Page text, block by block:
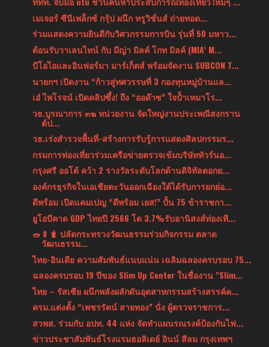
เมเจอร์ ซีนีเพล็กซ์ กรุ้ป ผนึก ทรูวิชั่นส์ ถ่ายทอด...
ร่วมแสดงความยินดีกับวิศวกรรมการบิน รุ่นที่ 50 มหาว...
ต้อนรับวาเลนไทน์ กับ มีญ่า มิลค์ โกท มิลค์ (MIA’ M...
บีโอไอและอินฟอร์มา มาร์เก็ตส์ พร้อมจัดงาน SUBCON T...
นายกฯ เปิดงาน “ก้าวสู่ทศวรรษที่ 3 กองทุนหมู่บ้านแล...
เอ๋ ไพโรจน์ เปิดคลิปซึ้ง! ถึง “ออด๊าซ” ใจป้ำเหมาโร...
วธ.บูรณาการ ๓๒ หน่วยงาน จัดใหญ่งานประเพณีสงกราน
ต์ป...
วธ.เร่งสำรวจพื้นที่-สร้างการรับรู้การแสดงศิลปกรรมร...
กรมการท่องเที่ยวร่วมเครือข่ายตรวจเข้มบริษัททัวร์นอ...
กรุงศรี ออโต้ คว้า 2 รางวัลระดับโลกด้านดิจิทัลตอกย...
องค์กรธุรกิจในเอเชียตะวันออกเฉียงใต้ได้รับการยกย่อ...
ดีพร้อม เปิดแคมเปญ “ดีพร้อม เยส!” ปั้น 75 ข้าราชกา...
ยูโอบีคาด GDP ไทยปี 2566 โต 3.7%รับอานิสงส์ท่องเที...
🥗🍢🧋 ปลัดกระทรวงวัฒนธรรมร่วมกิจกรรม ตลาด
วัฒนธรรม...
ไทย-อินเดีย ความสัมพันธ์แนบแน่น เฉลิมฉลองครบรอบ 75...
ฉลองครบรอบ 19 ปีของ Slim Up Center ในชื่องาน "Slim...
ไทย – รัสเซีย ผนึกพลังผลักดันอุตสาหกรรมสร้างสรรค์ค...
ครม.แต่งตั้ง “เพชรรัตน์ สายทอง” นั่ง ผู้ตรวจราชการ...
สวพส. ร่วมกับ อปท. 44 แห่ง จัดทำแผนรณรงค์ป้องกันไฟ...
ข่าวประชาสัมพันธ์โรงแรมฮอลิเดย์ อินน์ สีลม กรุงเทพฯ